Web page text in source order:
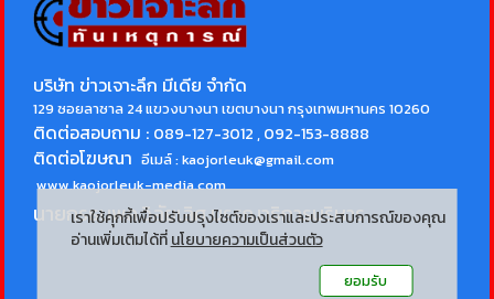
บริษัท ข่าวเจาะลึก มีเดีย จำกัด
129 ซอยลาซาล 24 แขวงบางนา เขตบางนา กรุงเทพมหานคร 10260
ติดต่อสอบถาม : 089-127-3012 , 092-153-8888
ติดต่อโฆษณา อีเมล์ :kaojorleuk@gmail.com
www.kaojorleuk-media.com
นายกรธนพล วิลัยเลิศบรรณาธิการบริหาร
เราใช้คุกกี้เพื่อปรับปรุงไซต์ของเราและประสบการณ์ของคุณ
อ่านเพิ่มเติมได้ที่ นโยบายความเป็นส่วนตัว
ยอมรับ